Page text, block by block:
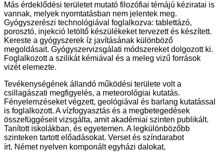
Más érdeklődési területet mutató filozófiai témájú kéziratai is
vannak, melyek nyomtatásban nem jelentek meg.
Gyógyszerészi technológiával foglalkozva: tablettázó,
porosztó, injekció letöltő készülékeket tervezett és készített.
Kereste a gyógyszerek íz javításának különböző
megoldásait. Gyógyszervizsgálati módszereket dolgozott ki.
Foglalkozott a szilikát kémiával és a meleg vizű források
vizét elemezte.
Tevékenységének állandó működési területe volt a
csillagászati megfigyelés, a meteorológiai kutatás.
Fényelemzéseket végzett, geológiával és barlang kutatással
is foglalkozott. A vízfogyasztás és a megbetegedések
összefüggéseit vizsgálta, amit akadémiai szinten publikált.
Tanított iskolákban, és egyetemen. A legkülönbözőbb
szinteken tartott előadásokat. Verset és színdarabot
írt. Német nyelven komponált egyházi dalokat,